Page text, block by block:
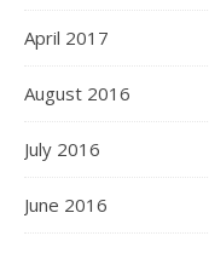
April 2017
August 2016
July 2016
June 2016